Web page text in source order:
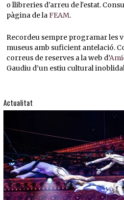
o llibreries d'arreu de l'estat.
pàgina de laFEAM.
Recordeu sempre programar les
museus amb suficient antelació.
correus de reserves a la web d’
Gaudiu d’un estiu cultural
Actualitat